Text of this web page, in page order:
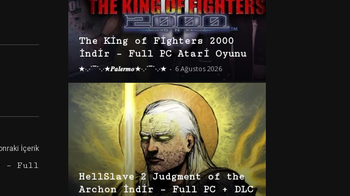
İçerik
– Full
The King of Fighters 2000
İndir – Full PC Atari Oyunu
★·.·´¯`·.·★𝑷𝒂𝒍𝒆𝒓𝒎𝒐★·.·´¯`·.·★ - 6 Ağustos 2026
HellSlave 2 Judgment of the
Archon İndir – Full PC + DLC